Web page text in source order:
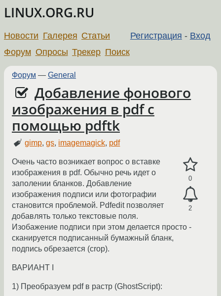
LINUX.ORG.RU
Регистрация - Вход
Новости Галерея Статьи
Форум Опросы Трекер Поиск
Форум — General
Добавление фонового
изображения в pdf с
помощью pdftk
gimp,gs, imagemagick, pdf
0
2
Очень часто возникает вопрос о вставке
изображения в pdf. Обычно речь идет о
заполении бланков. Добавление
изображения подписи или фотографии
становится проблемой. Pdfedit позволяет
добавлять только текстовые поля.
Изобажение подписи при этом делается просто -
сканируется подписанный бумажный бланк,
подпись обрезается (crop).
ВАРИАНТ I
1) Преобразуем pdf в растр (GhostScript):